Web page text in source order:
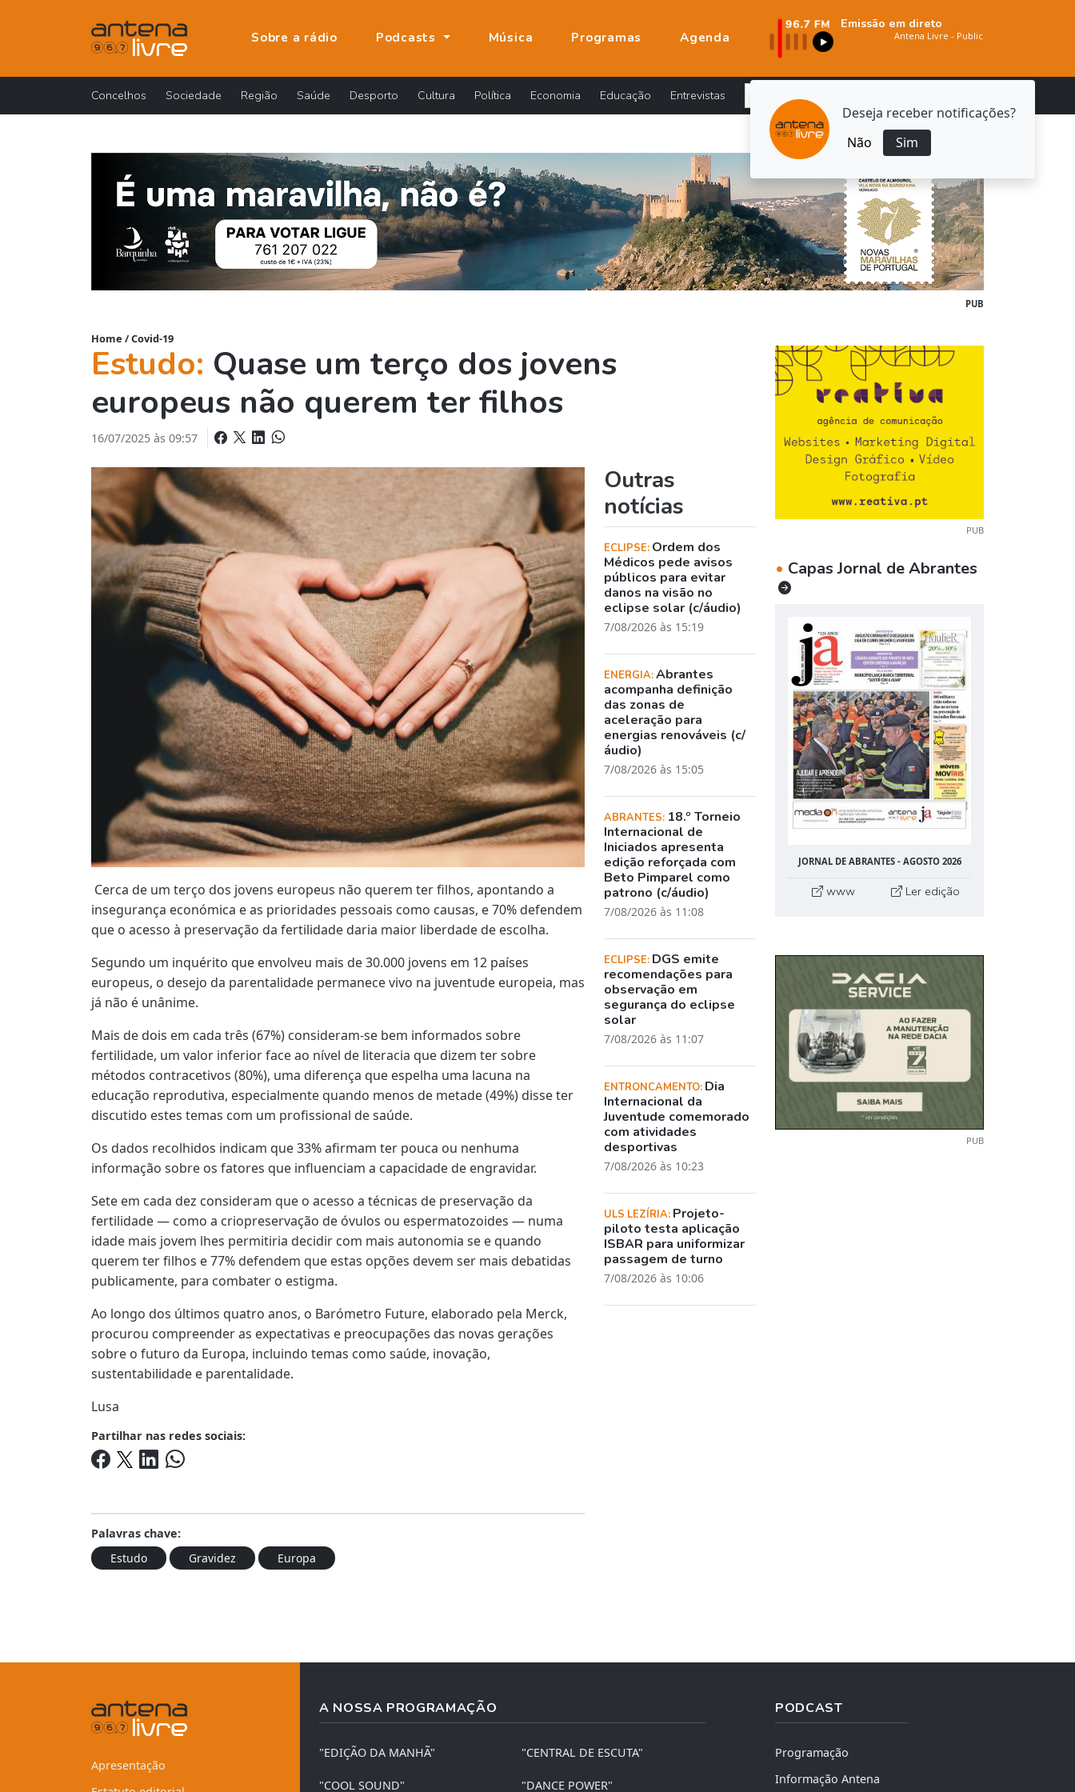
Deseja receber notificações?
Não
Sim
Sobre a rádio Podcasts Música Programas Agenda
Emissão em direto
Concelhos Sociedade Região Saúde Desporto Cultura Política Economia Educação Entrevistas
PUB
Home /Covid-19
Estudo: Quase um terço dos jovens
europeus não querem ter filhos
16/07/2025 às 09:57
Cerca de um terço dos jovens europeus não querem ter filhos, apontando a
insegurança económica e as prioridades pessoais como causas, e 70% defendem
que o acesso à preservação da fertilidade daria maior liberdade de escolha.
Segundo um inquérito que envolveu mais de 30.000 jovens em 12 países
europeus, o desejo da parentalidade permanece vivo na juventude europeia, mas
já não é unânime.
Mais de dois em cada três (67%) consideram-se bem informados sobre
fertilidade, um valor inferior face ao nível de literacia que dizem ter sobre
métodos contracetivos (80%), uma diferença que espelha uma lacuna na
educação reprodutiva, especialmente quando menos de metade (49%) disse ter
discutido estes temas com um profissional de saúde.
Os dados recolhidos indicam que 33% afirmam ter pouca ou nenhuma
informação sobre os fatores que influenciam a capacidade de engravidar.
Sete em cada dez consideram que o acesso a técnicas de preservação da
fertilidade — como a criopreservação de óvulos ou espermatozoides — numa
idade mais jovem lhes permitiria decidir com mais autonomia se e quando
querem ter filhos e 77% defendem que estas opções devem ser mais debatidas
publicamente, para combater o estigma.
Ao longo dos últimos quatro anos, o Barómetro Future, elaborado pela Merck,
procurou compreender as expectativas e preocupações das novas gerações
sobre o futuro da Europa, incluindo temas como saúde, inovação,
sustentabilidade e parentalidade.
Lusa
Partilhar nas redes sociais:
Palavras chave:
Estudo
Gravidez Europa
Outras
notícias
ECLIPSE: Ordem dos
Médicos pede avisos
públicos para evitar
danos na visão no
eclipse solar (c/áudio)
7/08/2026 às 15:19
ENERGIA:Abrantes
acompanha definição
das zonas de
aceleração para
energias renováveis (c/
áudio)
7/08/2026 às 15:05
ABRANTES: 18.º Torneio
Internacional de
Iniciados apresenta
edição reforçada com
Beto Pimparel como
patrono (c/áudio)
7/08/2026 às 11:08
ECLIPSE: DGS emite
recomendações para
observação em
segurança do eclipse
solar
7/08/2026 às 11:07
ENTRONCAMENTO: Dia
Internacional da
Juventude comemorado
com atividades
desportivas
7/08/2026 às 10:23
ULS LEZÍRIA: Projeto-
piloto testa aplicação
ISBAR para uniformizar
passagem de turno
7/08/2026 às 10:06
PUB
• Capas Jornal de Abrantes
JORNAL DE ABRANTES - AGOSTO 2026
www Ler edição
PUB
Apresentação
A NOSSA PROGRAMAÇÃO
"EDIÇÃO DA MANHÃ" "CENTRAL DE ESCUTA"
"COOL SOUND" "DANCE POWER"
PODCAST
Programação
Informação Antena